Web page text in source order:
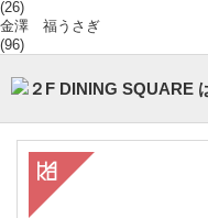
(26)
金澤 福うさぎ
(96)